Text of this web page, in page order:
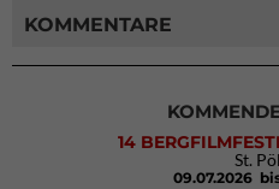
KOMMENTARE
14
St.
09.07.2026